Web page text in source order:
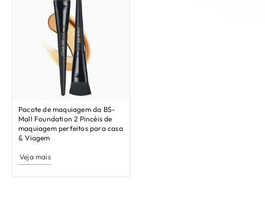
Pacote de maquiagem da BS-
Mall Foundation 2 Pincéis de
maquiagem perfeitos para casa
& Viagem
Veja mais